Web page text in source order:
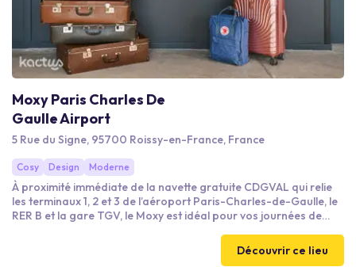
le succès de votre événement professionnel. Vous
bénéficierez notamment de services de restauration de
qualité que vous découvrirez lors d'un déjeuner convivial
entre collègues.
Moxy Paris Charles De
Gaulle Airport
5 Rue du Signe, 95700 Roissy-en-France, France
Cosy Design Moderne
À proximité immédiate de la navette gratuite CDGVAL qui relie
les terminaux 1, 2 et 3 de l’aéroport Paris-Charles-de-Gaulle, le
RER B et la gare TGV, le Moxy est idéal pour vos journées de
offre un effet fun et ludique. Prestations de qualité, babyfoot et
jeux de société, sans oublier trois salles de réunion et même une
Découvrir ce lieu